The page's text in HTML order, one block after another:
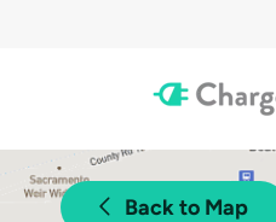
Back to Map